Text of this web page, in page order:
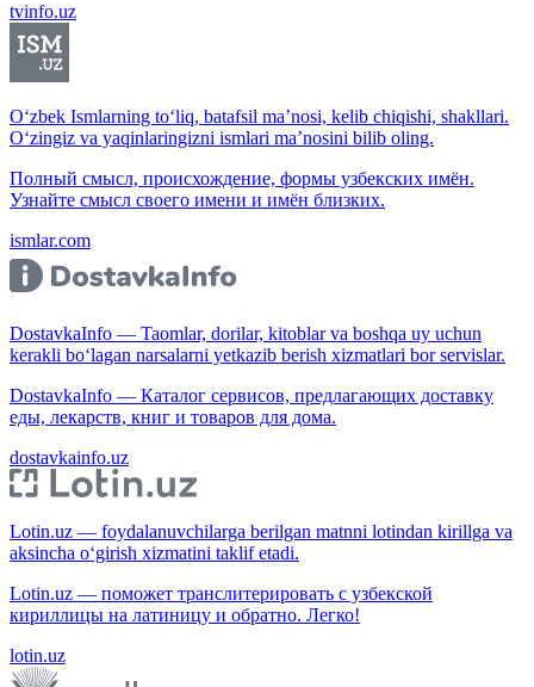
tvinfo.uz
O‘zbek Ismlarning to‘liq, batafsil ma’nosi, kelib chiqishi, shakllari.
O‘zingiz va yaqinlaringizni ismlari ma’nosini bilib oling.
Полный смысл, происхождение, формы узбекских имён.
Узнайте смысл своего имени и имён близких.
ismlar.com
DostavkaInfo — Taomlar, dorilar, kitoblar va boshqa uy uchun
kerakli bo‘lagan narsalarni yetkazib berish xizmatlari bor servislar.
DostavkaInfo — Каталог сервисов, предлагающих доставку
еды, лекарств, книг и товаров для дома.
dostavkainfo.uz
Lotin.uz — foydalanuvchilarga berilgan matnni lotindan kirillga va
aksincha o‘girish xizmatini taklif etadi.
Lotin.uz — поможет транслитерировать с узбекской
кириллицы на латиницу и обратно. Легко!
lotin.uz